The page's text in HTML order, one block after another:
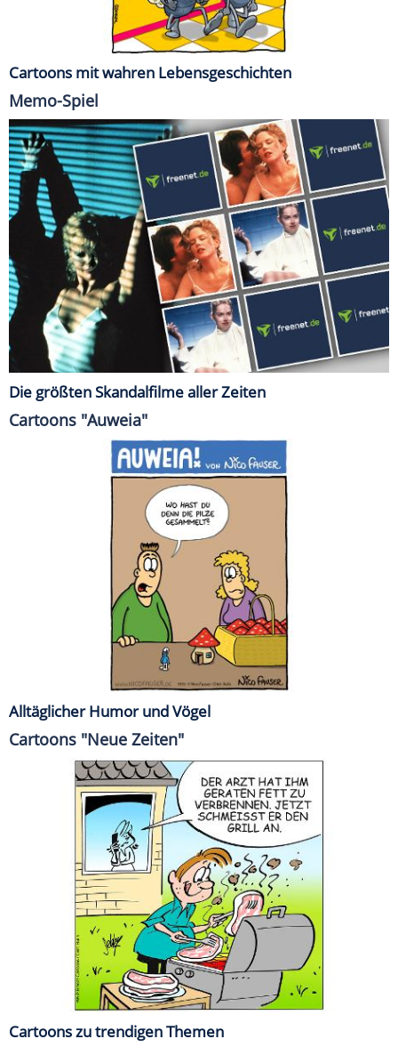
Cartoons mit wahren Lebensgeschichten
Memo-Spiel
Die größten Skandalfilme aller Zeiten
Cartoons "Auweia"
Alltäglicher Humor und Vögel
Cartoons "Neue Zeiten"
Cartoons zu trendigen Themen